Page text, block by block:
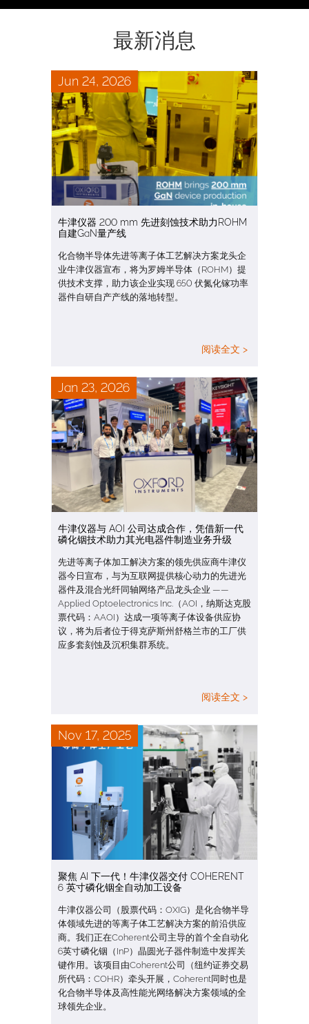
最新消息
Jun 24, 2026
牛津仪器 200 mm 先进刻蚀技术助力ROHM
自建GaN量产线
化合物半导体先进等离子体工艺解决方案龙头企
业牛津仪器宣布，将为罗姆半导体（ROHM）提
供技术支撑，助力该企业实现 650 伏氮化镓功率
器件自研自产产线的落地转型。
阅读全文 >
Jan 23, 2026
牛津仪器与 AOI 公司达成合作，凭借新一代
磷化铟技术助力其光电器件制造业务升级
先进等离子体加工解决方案的领先供应商牛津仪
器今日宣布，与为互联网提供核心动力的先进光
器件及混合光纤同轴网络产品龙头企业 ——
Applied Optoelectronics Inc.（AOI，纳斯达克股
票代码：AAOI）达成一项等离子体设备供应协
议，将为后者位于得克萨斯州舒格兰市的工厂供
应多套刻蚀及沉积集群系统。
阅读全文 >
Nov 17, 2025
聚焦 AI 下一代！牛津仪器交付 COHERENT
6 英寸磷化铟全自动加工设备
牛津仪器公司（股票代码：OXIG）是化合物半导
体领域先进的等离子体工艺解决方案的前沿供应
商。我们正在Coherent公司主导的首个全自动化
6英寸磷化铟（InP）晶圆光子器件制造中发挥关
键作用。该项目由Coherent公司（纽约证券交易
所代码：COHR）牵头开展，Coherent同时也是
化合物半导体及高性能光网络解决方案领域的全
球领先企业。